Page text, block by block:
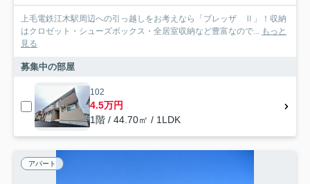
上毛電鉄江木駅周辺への引っ越しをお考えなら「ブレッザ Ⅱ」！収納
はクロゼット・シューズボックス・全居室収納など豊富なので... もっと
見る
募集中の部屋
102
4.5万円
1階 / 44.70㎡ / 1LDK
アパート